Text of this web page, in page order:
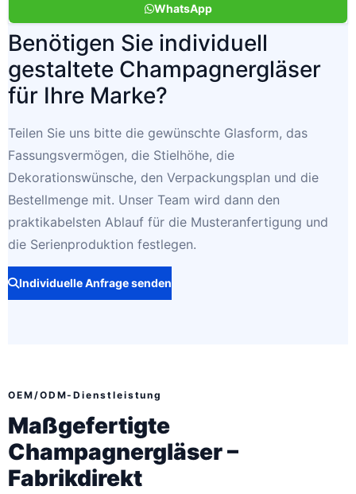
WhatsApp
Benötigen Sie individuell
gestaltete Champagnergläser
für Ihre Marke?
Teilen Sie uns bitte die gewünschte Glasform, das
Fassungsvermögen, die Stielhöhe, die
Dekorationswünsche, den Verpackungsplan und die
Bestellmenge mit. Unser Team wird dann den
praktikabelsten Ablauf für die Musteranfertigung und
die Serienproduktion festlegen.
Individuelle Anfrage senden
OEM/ODM-Dienstleistung
Maßgefertigte
Champagnergläser –
Fabrikdirekt